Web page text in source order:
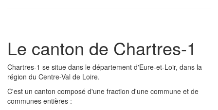
Le canton de Chartres-1
Chartres-1 se situe dans le département d'Eure-et-Loir, dans la
région du Centre-Val de Loire.
C'est un canton composé d'une fraction d'une commune et de
communes entières :